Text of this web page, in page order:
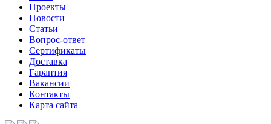
Проекты
Новости
Статьи
Вопрос-ответ
Сертификаты
Доставка
Гарантия
Вакансии
Контакты
Карта сайта